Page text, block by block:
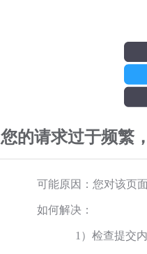
您的请求过于频繁
可能原因：您对该页
如何解决：
1）检查提交